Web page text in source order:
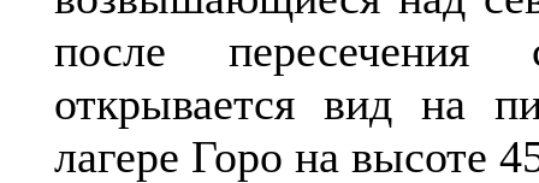
после
открывается вид на
лагере Горо на высоте